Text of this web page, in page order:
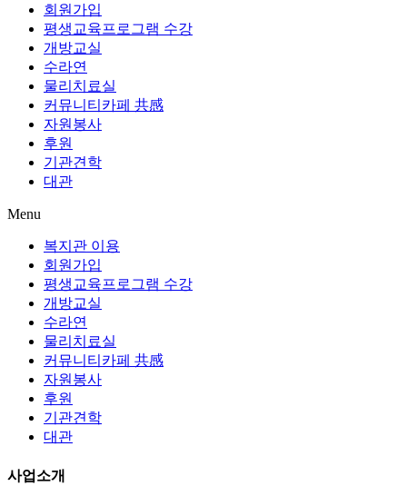
회원가입
평생교육프로그램 수강
개방교실
수라연
물리치료실
커뮤니티카페 共感
자원봉사
후원
기관견학
대관
Menu
복지관 이용
회원가입
평생교육프로그램 수강
개방교실
수라연
물리치료실
커뮤니티카페 共感
자원봉사
후원
기관견학
대관
사업소개